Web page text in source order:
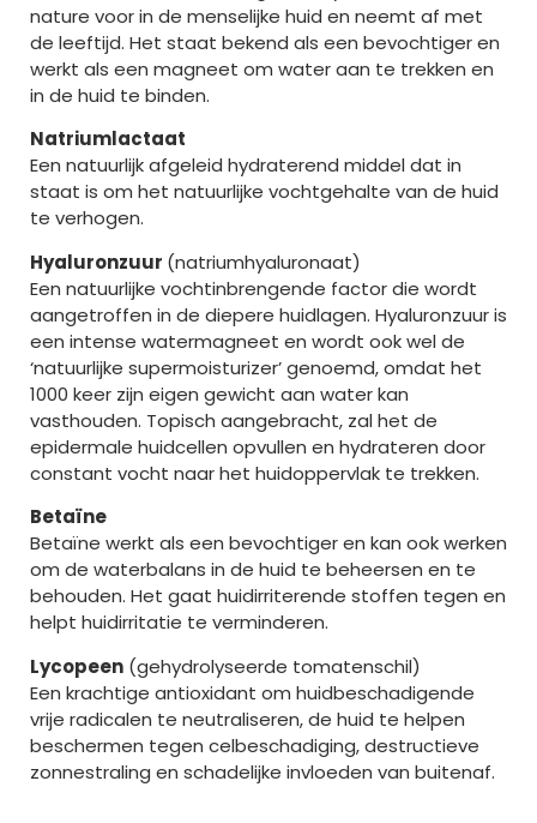
nature voor in de menselijke huid en neemt af met
de leeftijd. Het staat bekend als een bevochtiger en
werkt als een magneet om water aan te trekken en
in de huid te binden.
Natriumlactaat
Een natuurlijk afgeleid hydraterend middel dat in
staat is om het natuurlijke vochtgehalte van de huid
te verhogen.
Hyaluronzuur (natriumhyaluronaat)
Een natuurlijke vochtinbrengende factor die wordt
aangetroffen in de diepere huidlagen. Hyaluronzuur is
een intense watermagneet en wordt ook wel de
‘natuurlijke supermoisturizer’ genoemd, omdat het
1000 keer zijn eigen gewicht aan water kan
vasthouden. Topisch aangebracht, zal het de
epidermale huidcellen opvullen en hydrateren door
constant vocht naar het huidoppervlak te trekken.
Betaïne
Betaïne werkt als een bevochtiger en kan ook werken
om de waterbalans in de huid te beheersen en te
behouden. Het gaat huidirriterende stoffen tegen en
helpt huidirritatie te verminderen.
Lycopeen (gehydrolyseerde tomatenschil)
Een krachtige antioxidant om huidbeschadigende
vrije radicalen te neutraliseren, de huid te helpen
beschermen tegen celbeschadiging, destructieve
zonnestraling en schadelijke invloeden van buitenaf.